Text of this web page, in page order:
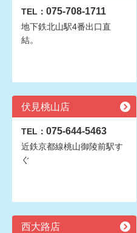
TEL： 075-708-1711
地下鉄北山駅4番出口直
結。
伏見桃山店
TEL： 075-644-5463
近鉄京都線桃山御陵前駅す
ぐ
西大路店